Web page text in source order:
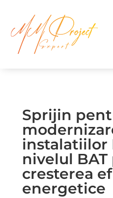
Sprijin
instalatiilor
nivelul
cresterea
energetice